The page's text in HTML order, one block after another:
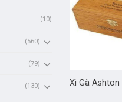
(10)
(560)
(79)
(130) Xì Gà Ashton